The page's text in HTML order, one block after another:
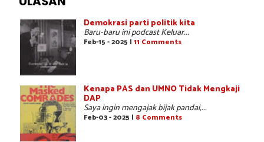
Demokrasi parti politik kita
Baru-baru ini podcast Keluar...
Feb-15 - 2025 | 11 Comments
Kenapa PAS dan UMNO Tidak Mengkaji
DAP
Saya ingin mengajak bijak pandai,...
Feb-03 - 2025 | 8 Comments